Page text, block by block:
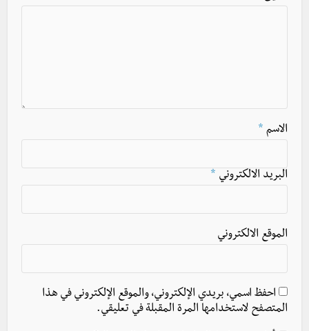
الاسم *
البريد الالكتروني *
الموقع الالكتروني
احفظ اسمي، بريدي الإلكتروني، والموقع الإلكتروني في هذا
المتصفح لاستخدامها المرة المقبلة في تعليقي.